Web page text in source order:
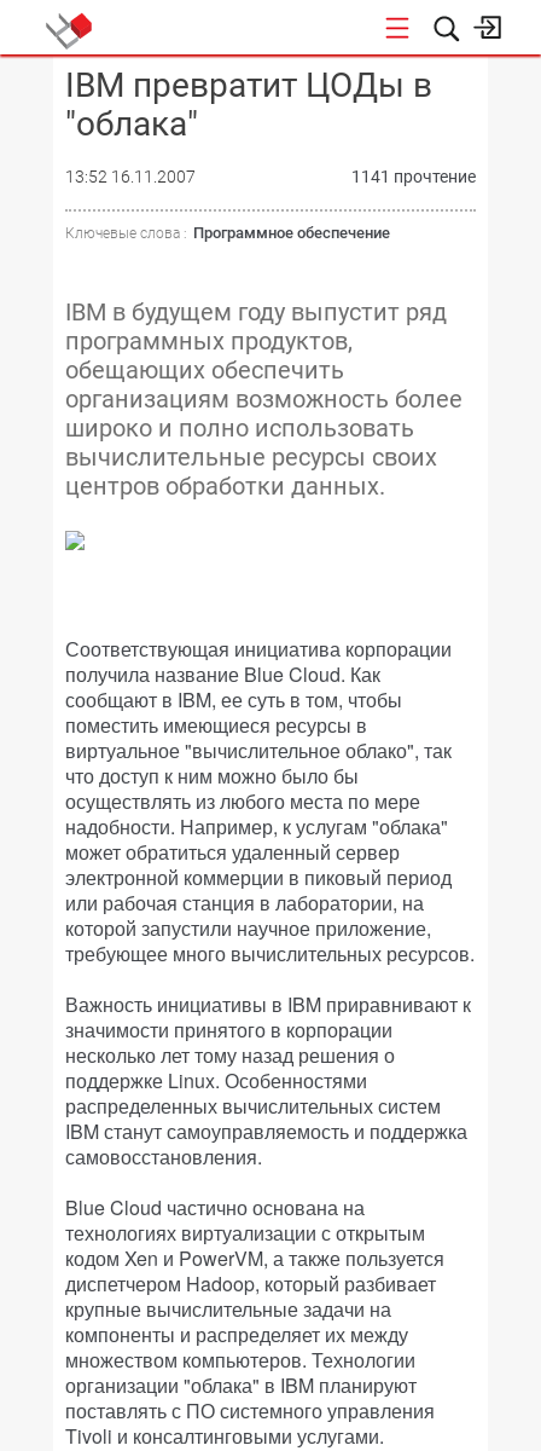
КОНФЕРЕНЦИИ
IBM превратит ЦОДы в
"облака"
13:52 16.11.2007 1141 прочтение
Ключевые слова : Программное обеспечение
IBM в будущем году выпустит ряд
программных продуктов,
обещающих обеспечить
организациям возможность более
широко и полно использовать
вычислительные ресурсы своих
центров обработки данных.
Соответствующая инициатива корпорации
получила название Blue Cloud. Как
сообщают в IBM, ее суть в том, чтобы
поместить имеющиеся ресурсы в
виртуальное "вычислительное облако", так
что доступ к ним можно было бы
осуществлять из любого места по мере
надобности. Например, к услугам "облака"
может обратиться удаленный сервер
электронной коммерции в пиковый период
или рабочая станция в лаборатории, на
которой запустили научное приложение,
требующее много вычислительных ресурсов.
Важность инициативы в IBM приравнивают к
значимости принятого в корпорации
несколько лет тому назад решения о
поддержке Linux. Особенностями
распределенных вычислительных систем
IBM станут самоуправляемость и поддержка
самовосстановления.
Blue Cloud частично основана на
технологиях виртуализации с открытым
кодом Xen и PowerVM, а также пользуется
диспетчером Hadoop, который разбивает
крупные вычислительные задачи на
компоненты и распределяет их между
множеством компьютеров. Технологии
организации "облака" в IBM планируют
поставлять с ПО системного управления
Tivoli и консалтинговыми услугами.